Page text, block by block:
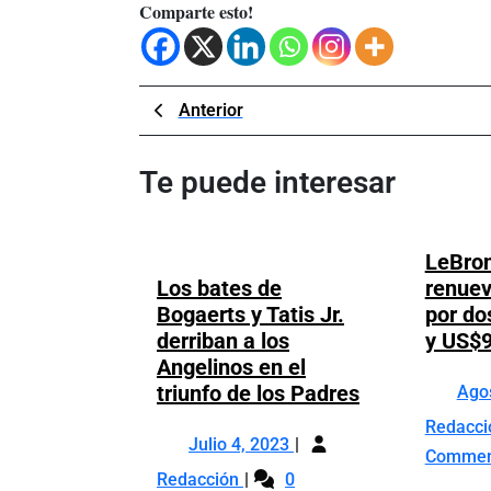
Comparte esto!
Navegación
de
entradas
AnteriorPrevious
Post
Te puede interesar
Los bates de
Bogaerts y Tatis Jr.
derriban a los
Angelinos en el
triunfo de los PadresLos
Bogaerts
Julio 4, 2023 Julio
Redacción Los
0
por
y